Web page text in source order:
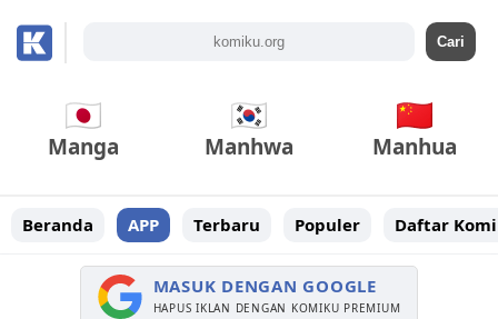
Manga Manhwa Manhua
Beranda APP Terbaru Populer Daftar
MASUK DENGAN GOOGLE
HAPUS IKLAN DENGAN KOMIKU PREMIUM